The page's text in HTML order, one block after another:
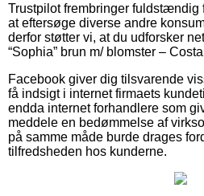
Trustpilot frembringer fuldstændig
at eftersøge diverse andre
derfor støtter vi, at du udforsker
“Sophia” brun m/ blomster –
Facebook giver dig tilsvarende
få indsigt i internet firmaets
endda internet forhandlere som
meddele en bedømmelse af
på samme måde burde drages
tilfredsheden hos kunderne.